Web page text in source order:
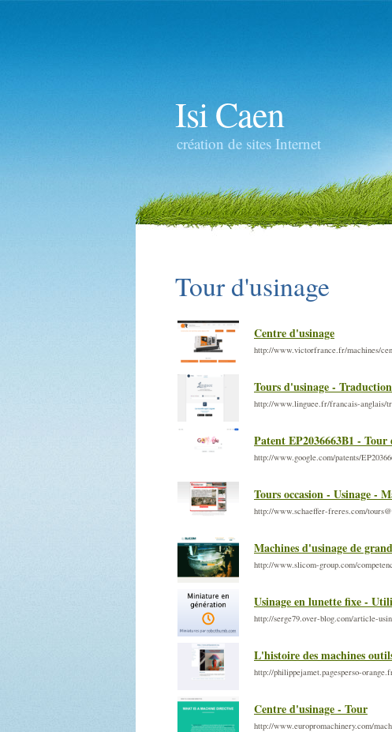
Isi Caen
création de sites Internet
Tour d'usinage
Centre d'usinage
http://www.victorfrance.fr/machines/
Tours d'usinage -
http://www.linguee.fr/francais-anglais/
Patent EP2036663B1 -
http://www.google.com/patents/
Tours occasion - Usinage -
http://www.schaeffer-freres.com/
Machines d'usinage de
http://www.slicom-group.com/
Usinage en lunette fixe -
http://serge79.over-blog.com/article-
L'histoire des machines
http://philippejamet.pagesperso-
Centre d'usinage - Tour
http://www.europromachinery.com/